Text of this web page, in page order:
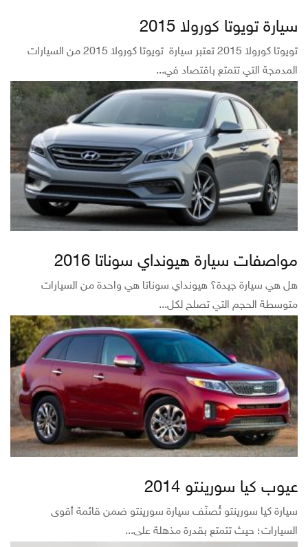
سيارة تويوتا كورولا 2015
تويوتا كورولا 2015 تعتبر سيارة تويوتا كورولا 2015 من السيارات
المدمجة التي تتمتع باقتصاد في...
مواصفات سيارة هيونداي سوناتا 2016
هل هي سيارة جيدة؟ هيونداي سوناتا هي واحدة من السيارات
متوسطة الحجم التي تصلح لكل...
عيوب كيا سورينتو 2014
سيارة كيا سورينتو تُصنّف سيارة سورينتو ضمن قائمة أقوى
السيارات؛ حيث تتمتع بقدرة مذهلة على...